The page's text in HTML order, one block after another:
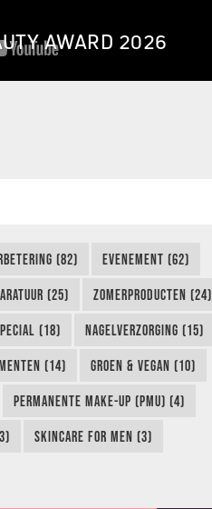
AWARD 2026
(82) EVENEMENT (62)
(25) ZOMERPRODUCTEN (24)
(18) NAGELVERZORGING (15)
(14) GROEN & VEGAN (10)
PERMANENTE MAKE-UP (PMU) (4)
SKINCARE FOR MEN (3)